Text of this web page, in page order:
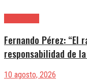
Fernando Pérez:
responsabilidad de
10 agosto, 2026